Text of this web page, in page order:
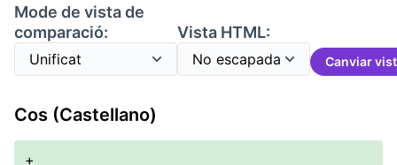
Mode de vista de
comparació:
Vista HTML:
Canviar
Cos (Castellano)
+